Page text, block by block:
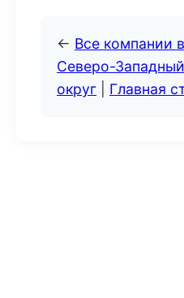
← Все компании
Северо-
округ
Главная